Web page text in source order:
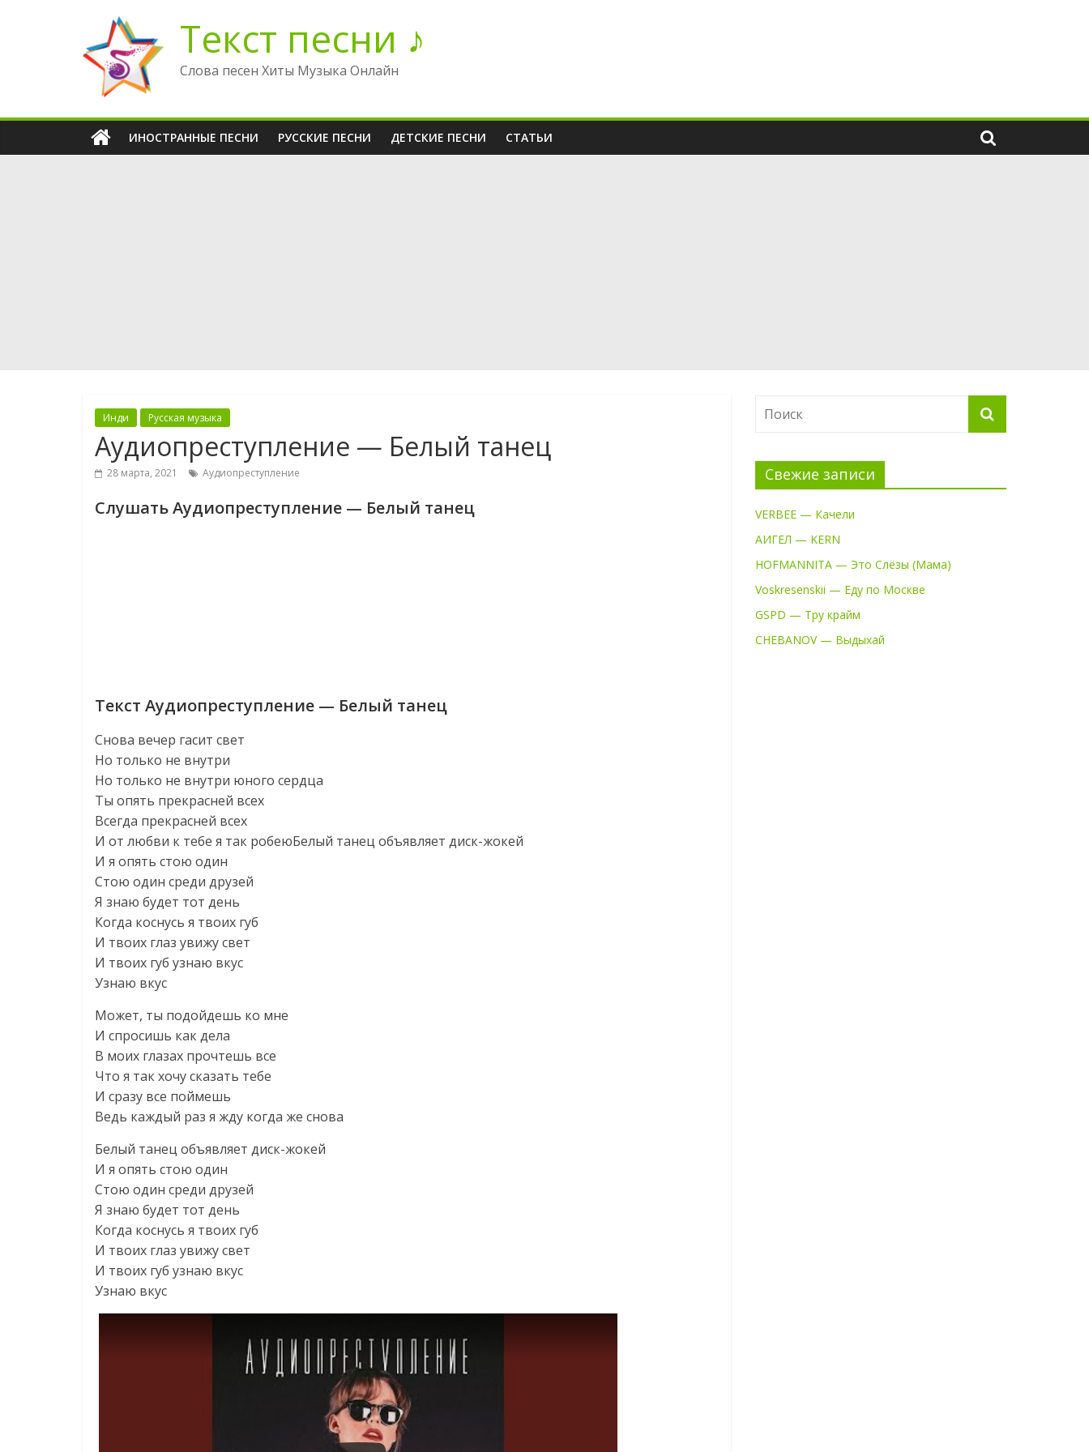
содержимому
Текст песни ♪
Слова песен Хиты Музыка Онлайн
ИНОСТРАННЫЕ ПЕСНИ РУССКИЕ ПЕСНИ ДЕТСКИЕ ПЕСНИ СТАТЬИ
Инди Русская музыка
Аудиопреступление — Белый танец
28 марта, 2021 Аудиопреступление
Слушать Аудиопреступление — Белый танец
Текст Аудиопреступление — Белый танец
Снова вечер гасит свет
Но только не внутри
Но только не внутри юного сердца
Ты опять прекрасней всех
Всегда прекрасней всех
И от любви к тебе я так робеюБелый танец объявляет диск-жокей
И я опять стою один
Стою один среди друзей
Я знаю будет тот день
Когда коснусь я твоих губ
И твоих глаз увижу свет
И твоих губ узнаю вкус
Узнаю вкус
Может, ты подойдешь ко мне
И спросишь как дела
В моих глазах прочтешь все
Что я так хочу сказать тебе
И сразу все поймешь
Ведь каждый раз я жду когда же снова
Белый танец объявляет диск-жокей
И я опять стою один
Стою один среди друзей
Я знаю будет тот день
Когда коснусь я твоих губ
И твоих глаз увижу свет
И твоих губ узнаю вкус
Узнаю вкус
Свежие записи
VERBEE — Качели
АИГЕЛ — KERN
HOFMANNITA — Это Слёзы (Мама)
Voskresenskii — Еду по Москве
GSPD — Тру крайм
CHEBANOV — Выдыхай